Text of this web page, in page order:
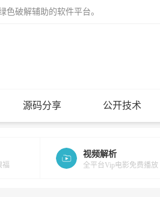
色破解辅助的软件平台。
源码分享 公开技术
福
视频解析
全平台Vip电影免费播放